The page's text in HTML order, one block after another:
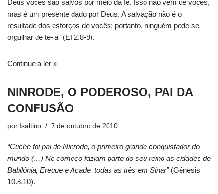
Deus vocês são salvos por meio da fé. Isso não vem de vocês,
mas é um presente dado por Deus. A salvação não é o
resultado dos esforços de vocês; portanto, ninguém pode se
orgulhar de tê-la” (Ef 2.8-9).
Continue a ler »
NINRODE, O PODEROSO, PAI DA
CONFUSÃO
por Isaltino 7 de outubro de 2010
“Cuche foi pai de Ninrode, o primeiro grande conquistador do
mundo (…) No começo faziam parte do seu reino as cidades de
Babilônia, Ereque e Acade, todas as três em Sinar” (Gênesis
10.8,10).